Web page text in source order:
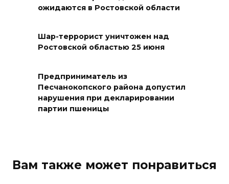
Это стало нашей традицией:
бездомных животных
Журналисты «ДОН 24» вышли
на субботник в парке
Островского
нечем: как ростовчане
ожидаются в Ростовской области
Шар-террорист уничтожен над
Ростовской областью 25 июня
Предприниматель из
Песчанокопского района допустил
нарушения при декларировании
партии пшеницы
Вам также может понравиться